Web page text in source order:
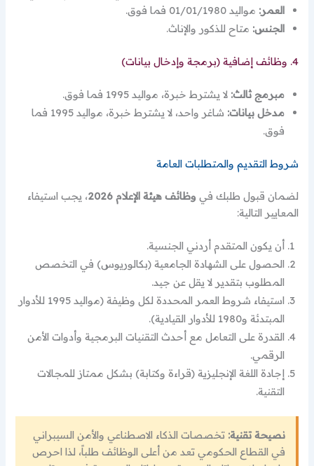
العمر: مواليد 01/01/1980 فما فوق.
الجنس: متاح للذكور والإناث.
4. وظائف إضافية (برمجة وإدخال بيانات)
مبرمج ثالث: لا يشترط خبرة، مواليد 1995 فما فوق.
مدخل بيانات:
شاغر واحد، لا يشترط خبرة، مواليد 1995 فما
فوق.
شروط التقديم والمتطلبات العامة
لضمان قبول طلبك فيوظائف هيئة الإعلام 2026
، يجب استيفاء
المعايير التالية:
أن يكون المتقدم أردني الجنسية.
الحصول على الشهادة الجامعية (بكالوريوس) في التخصص
المطلوب بتقدير لا يقل عن جيد.
استيفاء شروط العمر المحددة لكل وظيفة (مواليد 1995 للأدوار
المبتدئة و1980 للأدوار القيادية).
القدرة على التعامل مع أحدث التقنيات البرمجية وأدوات الأمن
الرقمي.
إجادة اللغة الإنجليزية (قراءة وكتابة) بشكل ممتاز للمجالات
التقنية.
نصيحة تقنية: تخصصات الذكاء الاصطناعي والأمن السيبراني
في القطاع الحكومي تعد من أعلى الوظائف طلباً، لذا احرص